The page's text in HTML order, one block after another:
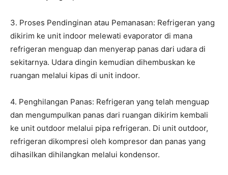
3. Proses Pendinginan atau Pemanasan: Refrigeran yang
dikirim ke unit indoor melewati evaporator di mana
refrigeran menguap dan menyerap panas dari udara di
sekitarnya. Udara dingin kemudian dihembuskan ke
ruangan melalui kipas di unit indoor.
4. Penghilangan Panas: Refrigeran yang telah menguap
dan mengumpulkan panas dari ruangan dikirim kembali
ke unit outdoor melalui pipa refrigeran. Di unit outdoor,
refrigeran dikompresi oleh kompresor dan panas yang
dihasilkan dihilangkan melalui kondensor.